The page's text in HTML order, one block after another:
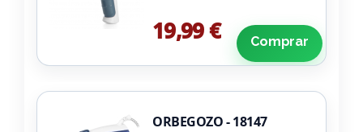
19,99 € Comprar
ORBEGOZO - 18147